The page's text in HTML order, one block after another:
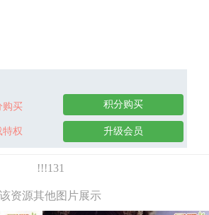
购买
特权
积分购买
升级会员
!!!131
该资源其他图片展示